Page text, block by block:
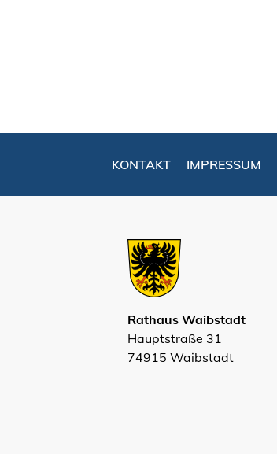
KONTAKT IMPRESSUM
Rathaus Waibstadt
Hauptstraße 31
74915 Waibstadt